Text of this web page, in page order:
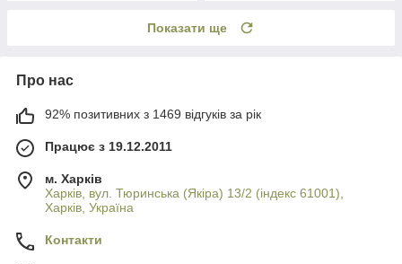
Показати ще
Про нас
92% позитивних з 1469 відгуків за рік
Працює з 19.12.2011
м. Харків
Харків, вул. Тюринська (Якіра) 13/2 (індекс 61001),
Харків, Україна
Контакти